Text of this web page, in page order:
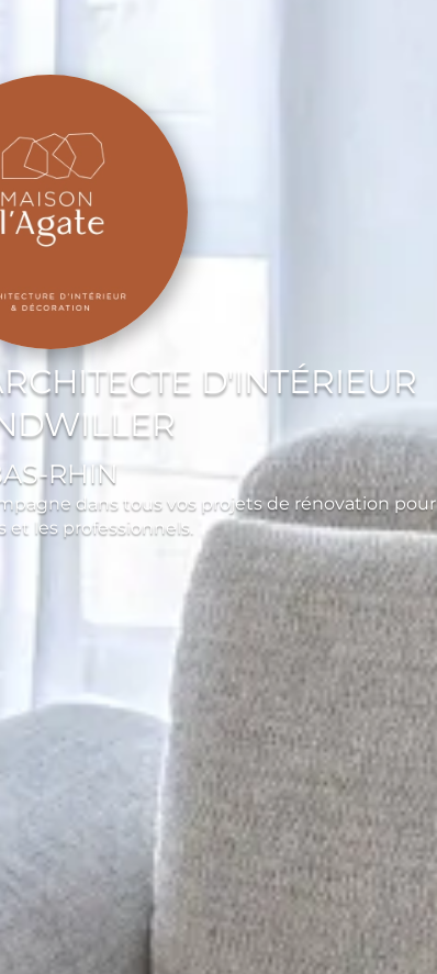
D'INTÉRIEUR
RHIN
dans tous vos projets de rénovation pour
et les professionnels.